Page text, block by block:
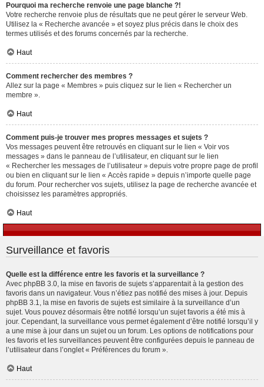
Pourquoi ma recherche renvoie une page blanche ?!
Votre recherche renvoie plus de résultats que ne peut gérer le serveur Web.
Utilisez la « Recherche avancée » et soyez plus précis dans le choix des
termes utilisés et des forums concernés par la recherche.
Haut
Comment rechercher des membres ?
Allez sur la page « Membres » puis cliquez sur le lien « Rechercher un
membre ».
Haut
Comment puis-je trouver mes propres messages et sujets ?
Vos messages peuvent être retrouvés en cliquant sur le lien « Voir vos
messages » dans le panneau de l’utilisateur, en cliquant sur le lien
« Rechercher les messages de l’utilisateur » depuis votre propre page de profil
ou bien en cliquant sur le lien « Accès rapide » depuis n’importe quelle page
du forum. Pour rechercher vos sujets, utilisez la page de recherche avancée et
choisissez les paramètres appropriés.
Haut
Surveillance et favoris
Quelle est la différence entre les favoris et la surveillance ?
Avec phpBB 3.0, la mise en favoris de sujets s’apparentait à la gestion des
favoris dans un navigateur. Vous n’étiez pas notifié des mises à jour. Depuis
phpBB 3.1, la mise en favoris de sujets est similaire à la surveillance d’un
sujet. Vous pouvez désormais être notifié lorsqu’un sujet favoris a été mis à
jour. Cependant, la surveillance vous permet également d’être notifié lorsqu’il y
a une mise à jour dans un sujet ou un forum. Les options de notifications pour
les favoris et les surveillances peuvent être configurées depuis le panneau de
l’utilisateur dans l’onglet « Préférences du forum ».
Haut